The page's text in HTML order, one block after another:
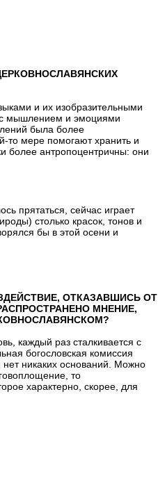
и их изобразительными
с мышлением и эмоциями
была более
то мере помогают хранить и
более антропоцентричны: они
прятаться, сейчас играет
столько красок, тонов и
бы в этой осени и
ОТКАЗАВШИСЬ ОТ
МНЕНИЕ,
каждый раз сталкивается с
богословская комиссия
нет никаких оснований. Можно
то
характерно, скорее, для